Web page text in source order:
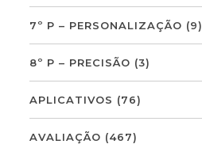
7º P – PERSONALIZAÇÃO (9)
8º P – PRECISÃO (3)
APLICATIVOS (76)
AVALIAÇÃO (467)